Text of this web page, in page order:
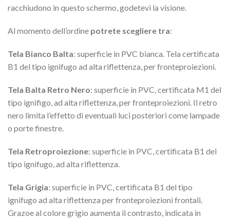
racchiudono in questo schermo, godetevi la visione.
Al momento dell’ordine potrete scegliere tra:
Tela Bianco Balta: superficie in PVC bianca. Tela certificata
B1 del tipo ignifugo ad alta riflettenza, per fronteproiezioni.
Tela Balta Retro Nero: superficie in PVC, certificata M1 del
tipo ignifigo, ad alta riflettenza, per fronteproiezioni. Il retro
nero limita l’effetto di eventuali luci posteriori come lampade
o porte finestre.
Tela Retroproiezione: superficie in PVC, certificata B1 del
tipo ignifugo, ad alta riflettenza.
Tela Grigia: superficie in PVC, certificata B1 del tipo
ignifugo ad alta riflettenza per fronteproiezioni frontali.
Grazoe al colore grigio aumenta il contrasto, indicata in